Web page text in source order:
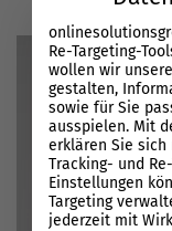
Re-Targeting-
wollen wir
gestalten,
sowie für Sie
ausspielen. Mit
erklären Sie sich
Tracking- und
Einstellungen
Targeting
jederzeit mit